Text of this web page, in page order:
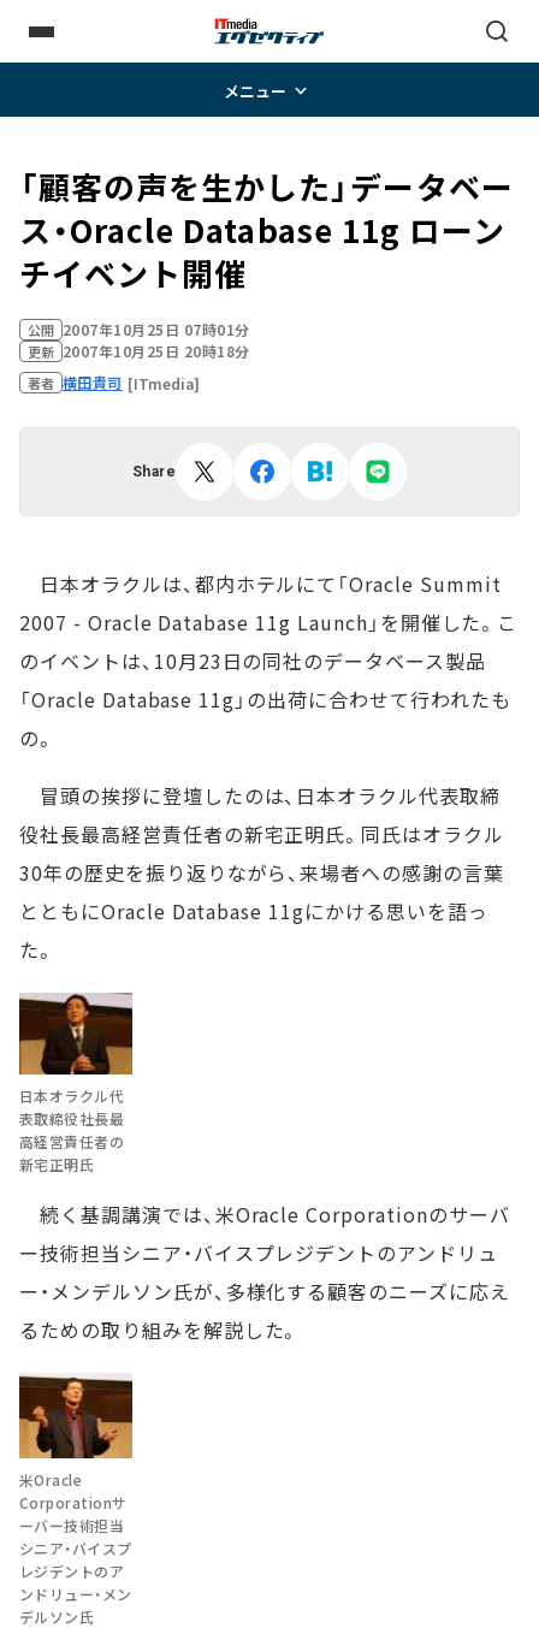
メニュー
「顧客の声を生かした」データベー
ス・Oracle Database 11g ローン
チイベント開催
公開 2007年10月25日 07時01分
更新 2007年10月25日 20時18分
著者 横田貴司 [ITmedia]
Share
日本オラクルは、都内ホテルにて「Oracle Summit
2007 - Oracle Database 11g Launch」を開催した。こ
のイベントは、10月23日の同社のデータベース製品
「Oracle Database 11g」の出荷に合わせて行われたも
の。
冒頭の挨拶に登壇したのは、日本オラクル代表取締
役社長最高経営責任者の新宅正明氏。同氏はオラクル
30年の歴史を振り返りながら、来場者への感謝の言葉
とともにOracle Database 11gにかける思いを語っ
た。
日本オラクル代
表取締役社長最
高経営責任者の
新宅正明氏
続く基調講演では、米Oracle Corporationのサーバ
ー技術担当シニア・バイスプレジデントのアンドリュ
ー・メンデルソン氏が、多様化する顧客のニーズに応え
るための取り組みを解説した。
米Oracle
Corporationサ
ーバー技術担当
シニア・バイスプ
レジデントのア
ンドリュー・メン
デルソン氏